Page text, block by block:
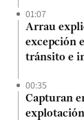
01:07
Arrau
excepción
tránsito e
00:35
Capturan